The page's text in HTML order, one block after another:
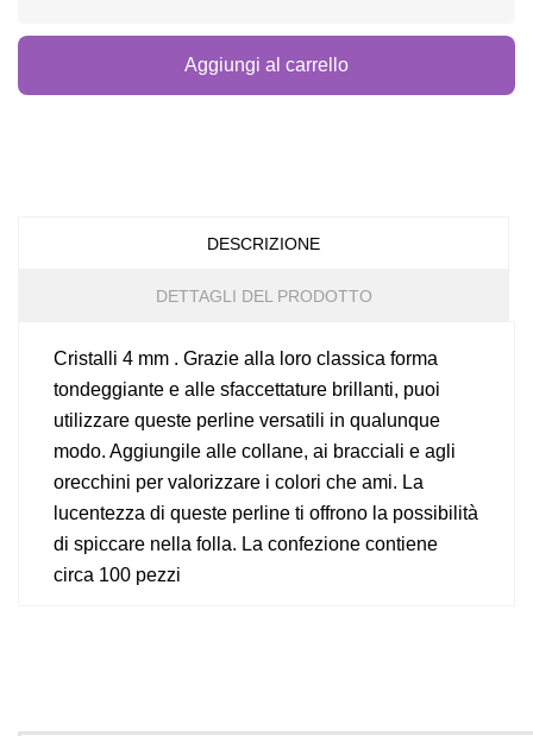
Aggiungi al carrello
DESCRIZIONE
DETTAGLI DEL PRODOTTO
Cristalli 4 mm . Grazie alla loro classica forma
tondeggiante e alle sfaccettature brillanti, puoi
utilizzare queste perline versatili in qualunque
modo. Aggiungile alle collane, ai bracciali e agli
orecchini per valorizzare i colori che ami. La
lucentezza di queste perline ti offrono la possibilità
di spiccare nella folla. La confezione contiene
circa 100 pezzi